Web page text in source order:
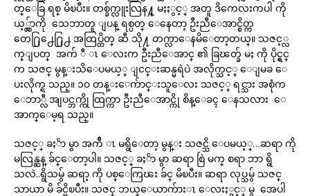
တ္ေခြ ရစ္ မိၿပီး။ တစ္ခ်က္လူးလြန႔္ မႈႏွင့္ အတူ ဒိကေလးကပါ ကို
ယ့္လွ်ာကို သေဘာတူ ျပန္ ရစ္ပတ္ ေနေတာ့ ဦးညီေအာင္စိတ္က
တေ႐ြ႕ေ႐ြ႕ အထြပ္ထိတ္ ဆီ သို႔ တက္လာေနမိေတာ့တယ္။ သဇင့္လ
က္ျပတ္ အက် ီ ၤ ေလးက ဦးညီေအာင္ ၏ ခြၽတ္ခ် မႈ ကို ပိုင္ရွင္
က သဇင္ မွန္းသိေပမယ့္ ျငင္းဆန္မရဲပဲ အလိုက္သင့္ ေျမခ ေ
ပးလိုက္ရ သည္။ ၁၀ တန္းေက်ာင္းသူေလး သဇင့္ ရင္သား အစုံက
ေဘာ္လီ အျပင္ဘက္ကို ထြက္ကာ ဦးညီေအာင္ကို စိန္ေခၚ ေနသလား ေ
အာက္ေမ့ရ သည္။
သဇင့္ ခႏၲာ မွာ အက်ီ ၤ မရွိေတာ့ မွန္း သဇင္သိ ေပမယ့္…ဆရာ ကို
မလြန္ဆန္ ခ်င္ေတာ့ပါ။ သဇင့္ ခႏၲာ မွာ ဆရာ စြဲ မက္ စရာ ဘာ ရွိ
သလဲ..ရွိသမွ် ဆရာ့ ကို ပစ္ေကြၽး ခ်င္ မိၿပီး။ ဆရာ လုပ္သမွ် သဇင္
သာယာ မိ ခ်င္မိၿပီး။ သဇင္ ဘယ္ေယာက်ားၤ ေလးႏွင့္ မွ အေပါ